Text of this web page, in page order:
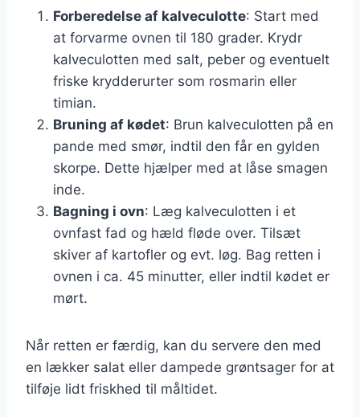
Forberedelse af kalveculotte: Start med
at forvarme ovnen til 180 grader. Krydr
kalveculotten med salt, peber og eventuelt
friske krydderurter som rosmarin eller
timian.
Bruning af kødet: Brun kalveculotten på en
pande med smør, indtil den får en gylden
skorpe. Dette hjælper med at låse smagen
inde.
Bagning i ovn: Læg kalveculotten i et
ovnfast fad og hæld fløde over. Tilsæt
skiver af kartofler og evt. løg. Bag retten i
ovnen i ca. 45 minutter, eller indtil kødet er
mørt.
Når retten er færdig, kan du servere den med
en lækker salat eller dampede grøntsager for at
tilføje lidt friskhed til måltidet.